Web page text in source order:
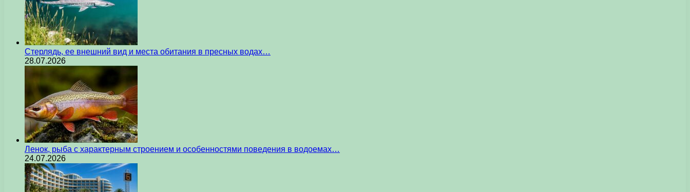
Стерлядь, ее внешний вид и места обитания в пресных водах…
28.07.2026
Ленок, рыба с характерным строением и особенностями поведения в водоемах…
24.07.2026